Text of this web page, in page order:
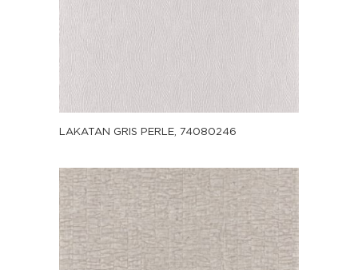
LAKATAN GRIS PERLE, 74080246